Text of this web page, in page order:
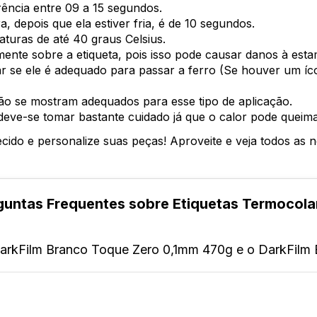
entre 09 a 15 segundos.
depois que ela estiver fria, é de 10 segundos.
de até 40 graus Celsius.
sobre a etiqueta, pois isso pode causar danos à
se ele é adequado para passar a ferro (Se houver um
se mostram adequados para esse tipo de aplicação.
se tomar bastante cuidado já que o calor pode
e personalize suas peças! Aproveite e veja todos as
Frequentes sobre Etiquetas
Branco Toque Zero 0,1mm 470g e o